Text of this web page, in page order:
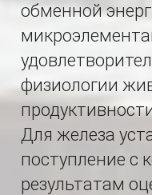
обменной
физиологии
Для железа
поступление с
результатам